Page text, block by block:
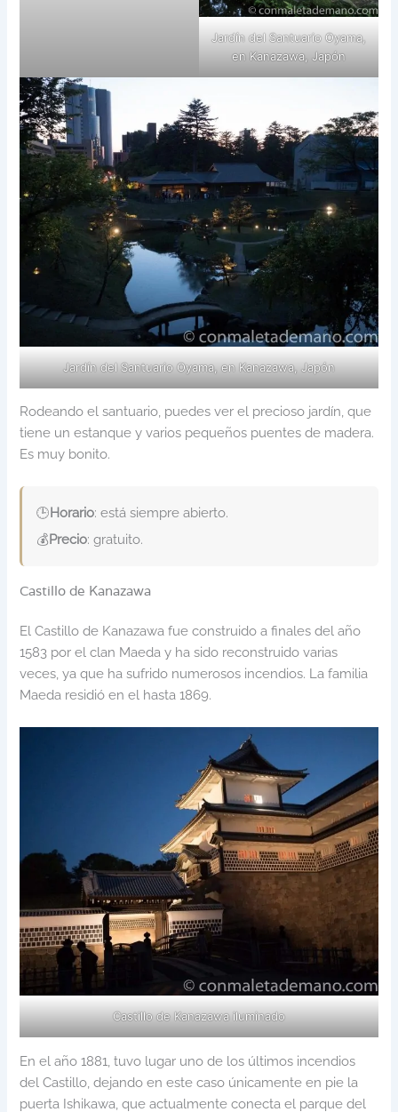
Jardín del Santuario Oyama,
en Kanazawa, Japón
Jardín del Santuario Oyama, en Kanazawa, Japón
Rodeando el santuario, puedes ver el precioso jardín, que
tiene un estanque y varios pequeños puentes de madera.
Es muy bonito.
🕒Horario: está siempre abierto.
💰Precio: gratuito.
Castillo de Kanazawa
El Castillo de Kanazawa fue construido a finales del año
1583 por el clan Maeda y ha sido reconstruido varias
veces, ya que ha sufrido numerosos incendios. La familia
Maeda residió en el hasta 1869.
Castillo de Kanazawa iluminado
En el año 1881, tuvo lugar uno de los últimos incendios
del Castillo, dejando en este caso únicamente en pie la
puerta Ishikawa, que actualmente conecta el parque del